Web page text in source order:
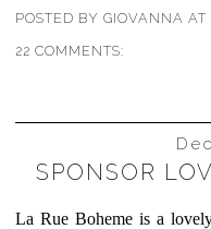
POSTED BY GIOVANNA AT
22 COMMENTS:
SPONSOR
La Rue Boheme is a